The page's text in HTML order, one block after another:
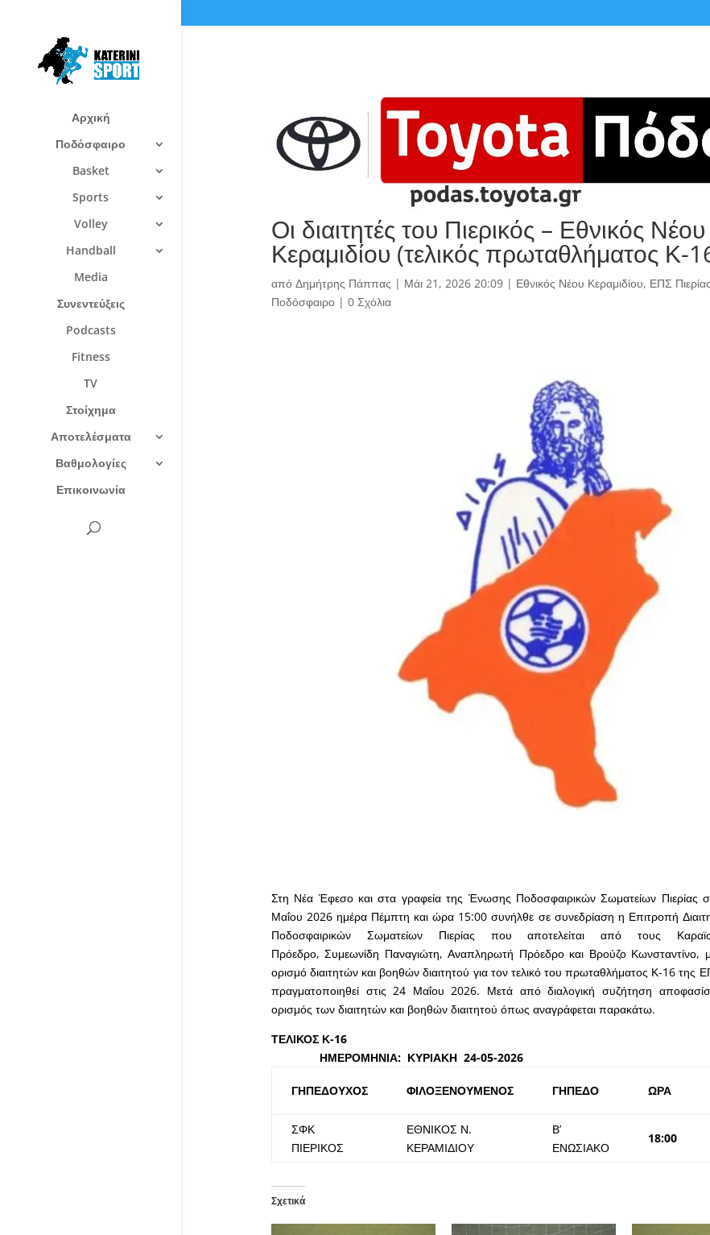
Αρχική
Ποδόσφαιρο
Basket
Sports
Volley
Handball
Media
Συνεντεύξεις
Podcasts
Fitness
TV
Στοίχημα
Αποτελέσματα
Βαθμολογίες
Επικοινωνία
Οι διαιτητές του Πιερικός – Εθνικός Νέου
Κεραμιδίου (τελικός πρωταθλήματος Κ-
από Δημήτρης Πάππας | Μάι 21, 2026 20:09| Εθνικός Νέου Κεραμιδίου, ΕΠΣ Πιερίας
Ποδόσφαιρο| 0 Σχόλια
Στη Νέα Έφεσο και στα γραφεία της Ένωσης Ποδοσφαιρικών Σωματείων Πιερίας
Μαΐου 2026 ημέρα Πέμπτη και ώρα 15:00 συνήλθε σε συνεδρίαση η Επιτροπή
Ποδοσφαιρικών Σωματείων Πιερίας που αποτελείται από τους
Πρόεδρο, Συμεωνίδη Παναγιώτη,Αναπληρωτή Πρόεδρο και Βρούζο Κωνσταντίνο,
ορισμό διαιτητών και βοηθών διαιτητού για τον τελικό του πρωταθλήματος Κ-16 της
πραγματοποιηθεί στις 24 Μαΐου 2026. Μετά από διαλογική συζήτηση
ορισμός των διαιτητών και βοηθών διαιτητού όπως αναγράφεται παρακάτω.
ΤΕΛΙΚΟΣ Κ-
ΗΜΕΡΟΜΗΝΙΑ: ΚΥΡΙΑΚΗ 24-05-2026
ΓΗΠΕΔΟΥΧΟΣ ΦΙΛΟΞΕΝΟΥΜΕΝΟΣ ΓΗΠΕΔΟ ΩΡΑ
ΣΦΚ
ΠΙΕΡΙΚΟΣ
ΕΘΝΙΚΟΣ Ν.
ΚΕΡΑΜΙΔΙΟΥ
Β’
ΕΝΩΣΙΑΚΟ
18:00
Σχετικά